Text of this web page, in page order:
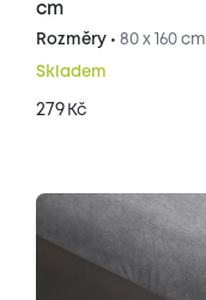
cm
Rozměry • 80 x 160 cm
Skladem
279 Kč